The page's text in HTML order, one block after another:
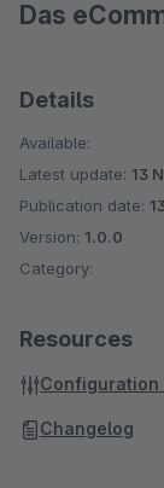
Das
Details
Available:
Latest update: 13
Publication date:
Version: 1.0.0
Category:
Resources
Configuration
Changelog